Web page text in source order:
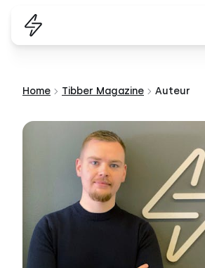
Home Tibber Magazine Auteur